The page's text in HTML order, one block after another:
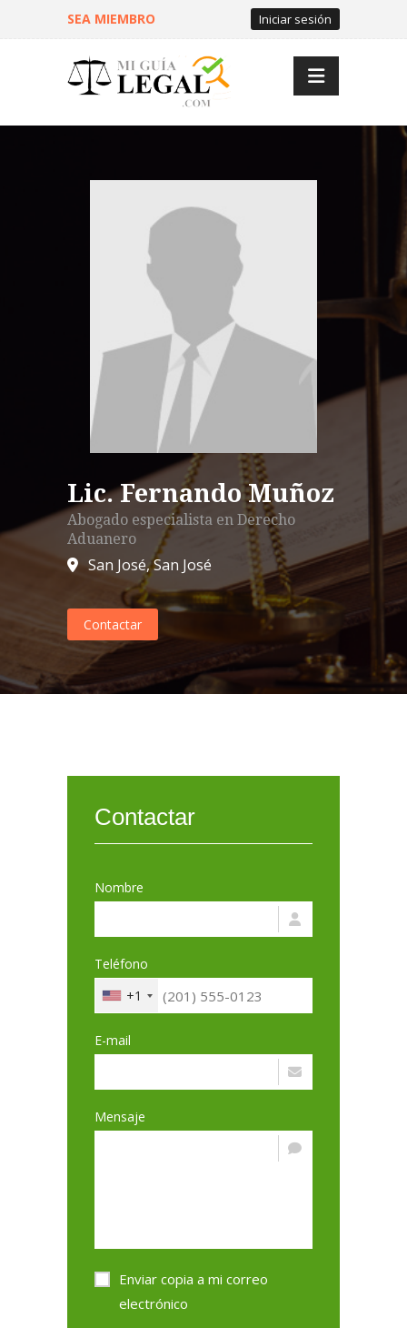
SEA MIEMBRO Iniciar sesión
Lic. Fernando Muñoz
Abogado especialista en Derecho
Aduanero
San José,San José
Contactar
Contactar
Nombre
Teléfono
+1
E-mail
Mensaje
Enviar copia a mi correo
electrónico